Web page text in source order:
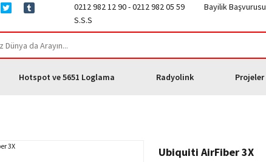
0212 982 12 90 - 0212 982 05 59 Bayilik Başvurusu
S.S.S
Hotspot ve 5651 Loglama Radyolink Projeler
Ubiquiti AirFiber 3X